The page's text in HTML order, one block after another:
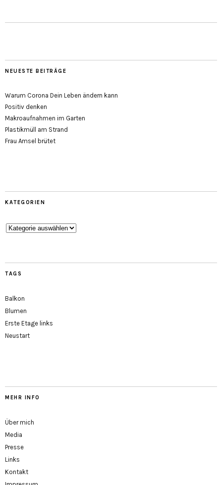
NEUESTE BEITRÄGE
Warum Corona Dein Leben ändern kann
Positiv denken
Makroaufnahmen im Garten
Plastikmüll am Strand
Frau Amsel brütet
KATEGORIEN
Kategorien
TAGS
Balkon
Blumen
Erste Etage links
Neustart
MEHR INFO
Über mich
Media
Presse
Links
Kontakt